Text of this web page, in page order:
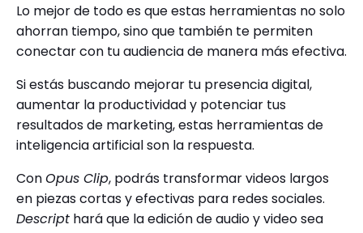
Lo mejor de todo es que estas herramientas no solo
ahorran tiempo, sino que también te permiten
conectar con tu audiencia de manera más efectiva.
Si estás buscando mejorar tu presencia digital,
aumentar la productividad y potenciar tus
resultados de marketing, estas herramientas de
inteligencia artificial son la respuesta.
ConOpus Clip, podrás transformar videos largos
en piezas cortas y efectivas para redes sociales.
Descript hará que la edición de audio y video sea